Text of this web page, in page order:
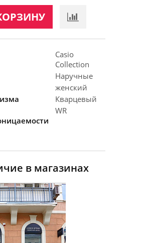
Casio
Collection
Наручные
женский
Кварцевый
WR
в магазинах